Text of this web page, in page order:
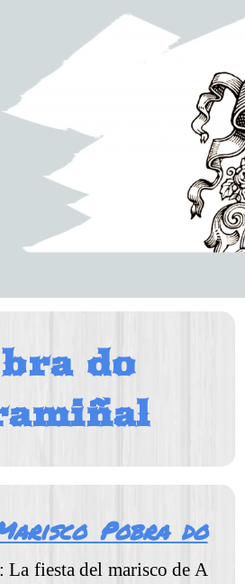
do
Pobra do
: La fiesta del marisco de A